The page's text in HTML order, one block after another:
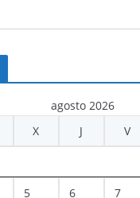
agosto 2026
X J V
5 6 7